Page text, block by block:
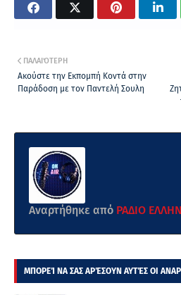
ΠΑΛΑΙΌΤΕΡΗ
Ακούστε την Εκπομπή Κοντά στην
Παράδοση με τον Παντελή Σουλη
Αναρτήθηκε από ΡΑΔΙΟ
ΜΠΟΡΕΊ ΝΑ ΣΑΣ ΑΡΈΣΟΥΝ ΑΥΤΈΣ ΟΙ